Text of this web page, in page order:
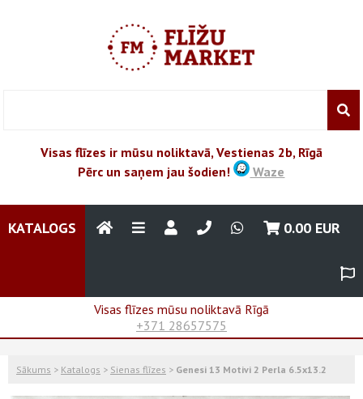
Visas flīzes ir mūsu noliktavā, Vestienas 2b, Rīgā
Pērc un saņem jau šodien!
Waze
KATALOGS 0.00 EUR
Visas flīzes mūsu noliktavā Rīgā
+371 28657575
Sākums > Katalogs > Sienas flīzes > Genesi 13 Motivi 2 Perla 6.5x13.2